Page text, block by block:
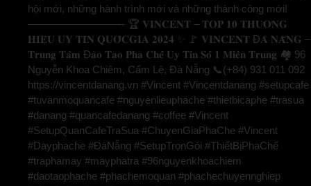
hội mới, những hành trình mới và những thành công mới!
—————————- 🏆 𝐕𝐈𝐍𝐂𝐄𝐍𝐓 – 𝐓𝐎𝐏 𝟏𝟎 𝐓𝐇𝐔̛𝐎̛𝐍𝐆
𝐇𝐈𝐄̣̂𝐔 𝐔𝐘 𝐓𝐈́𝐍 𝐐𝐔𝐎̂́𝐂𝐆𝐈𝐀 𝟐𝟎𝟐𝟒 ✨ 🚩 𝐕𝐈𝐍𝐂𝐄𝐍𝐓 Đ𝐀̀ 𝐍𝐀̆̃𝐍𝐆 –
𝐓𝐫𝐮𝐧𝐠 𝐓𝐚̂𝐦 Đ𝐚̀𝐨 𝐓𝐚̣𝐨 𝐏𝐡𝐚 𝐂𝐡𝐞̂́ 𝐔𝐲 𝐓𝐢́𝐧 𝐒𝐨̂́ 𝟏 𝐌𝐢𝐞̂̀𝐧 𝐓𝐫𝐮𝐧𝐠 🏘️ 96
Nguyễn Khoa Chiêm, Cẩm Lệ, Đà Nẵng 📞(+84) 931 011 092
https://vincentdanang.vn #Vincent #Vincentdanang #setupcafe
#tuvanmoquancafe #nguyenlieuphache #thietbicaphe #trasua
#danang #quancafedanang #coffee #Vincent
#SetupQuanCafeTraSua #ChuyenGiaPhaChe #Vincent
#Dayphache #ĐàNẵng #SetupTrọnGói #ThiếtBịPhaChế
#traphamay #mayphatra #96nguyenkhoachiem
#daotaophache #phachemoquan #phachechuyennghiep